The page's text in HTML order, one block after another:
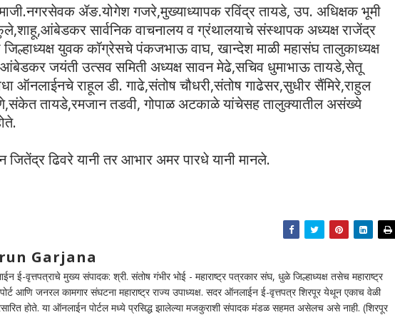
ॲङ.योगेश गजरे,मुख्याध्यापक रविंद्र तायडे, उप. अधिक्षक भूमी
सार्वनिक वाचनालय व ग्रंथालयाचे संस्थापक अध्यक्ष राजेंद्र
युवक कॉग्रेसचे पंकजभाऊ वाघ, खान्देश माळी महासंघ तालुकाध्यक्ष
आंबेडकर जयंती उत्सव समिती अध्यक्ष सावन मेढे,सचिव धुमाभाऊ तायडे,सेतू
ऑनलाईनचे राहूल डी. गाढे,संतोष चौधरी,संतोष गाढेसर,सुधीर सैंमिरे,राहुल
तायडे,रमजान तडवी, गोपाळ अटकाळे यांचेसह तालुक्यातील असंख्ये
जितेंद्र ढिवरे यानी तर आभार अमर पारधे यानी मानले.
Garjana
ई-वृत्तपत्राचे मुख्य संपादक: श्री. संतोष गंभीर भोई - महाराष्ट्र पत्रकार संघ, धुळे जिल्हाध्यक्ष तसेच महाराष्ट्र
आणि जनरल कामगार संघटना महाराष्ट्र राज्य उपाध्यक्ष. सदर ऑनलाईन ई-वृत्तपत्र शिरपूर येथून एकाच वेळी
होते. या ऑनलाईन पोर्टल मध्ये प्रसिद्ध झालेल्या मजकुराशी संपादक मंडळ सहमत असेलच असे नाही. (शिरपूर